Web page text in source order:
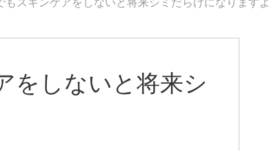
もスキンケアをしないと将来シミだらけになりますよ
をしないと将来シ